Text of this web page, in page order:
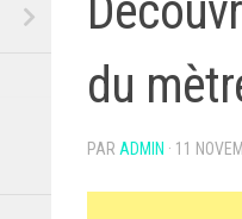
du
PAR ADMIN · 11